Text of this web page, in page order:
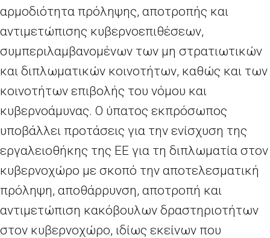
αρμοδιότητα πρόληψης, αποτροπής και
αντιμετώπισης κυβερνοεπιθέσεων,
συμπεριλαμβανομένων των μη στρατιωτικών
και διπλωματικών κοινοτήτων, καθώς και των
κοινοτήτων επιβολής του νόμου και
κυβερνοάμυνας. Ο ύπατος εκπρόσωπος
υποβάλλει προτάσεις για την ενίσχυση της
εργαλειοθήκης της ΕΕ για τη διπλωματία στον
κυβερνοχώρο με σκοπό την αποτελεσματική
πρόληψη, αποθάρρυνση, αποτροπή και
αντιμετώπιση κακόβουλων δραστηριοτήτων
στον κυβερνοχώρο, ιδίως εκείνων που